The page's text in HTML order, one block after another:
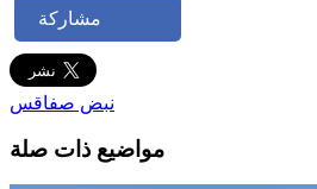
مشاركة
نبض صفاقس
مواضيع ذات صلة